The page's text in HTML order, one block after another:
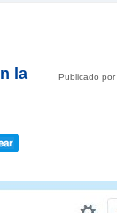
Publicado por
la